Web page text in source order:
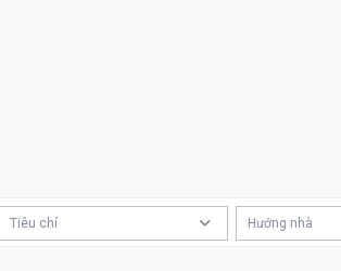
Tiêu chí Hướng nhà